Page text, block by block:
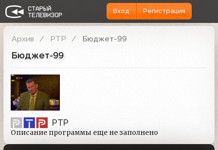
Вход Регистрация
Архив РТР Бюджет-99
Бюджет-99
РТР
Описание программы еще не заполнено